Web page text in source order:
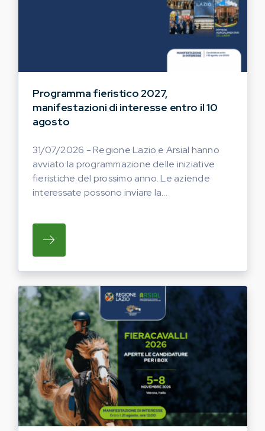
Programma fieristico 2027,
manifestazioni di interesse entro il 10
agosto
31/07/2026 - Regione Lazio e Arsial hanno
avviato la programmazione delle iniziative
fieristiche del prossimo anno. Le aziende
interessate possono inviare la...
SU REGIONE LAZIO E ARSIAL HANNO